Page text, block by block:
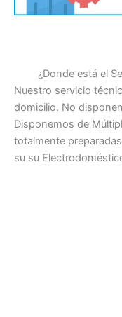
¿Donde está el
Nuestro servicio
domicilio. No
Disponemos de
totalmente
su su